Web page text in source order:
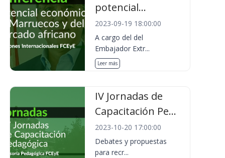
potencial...
2023-09-19 18:00:00
A cargo del del
Embajador Extr...
Leer más
IV Jornadas de
Capacitación Pe...
2023-10-20 17:00:00
Debates y propuestas
para recr...